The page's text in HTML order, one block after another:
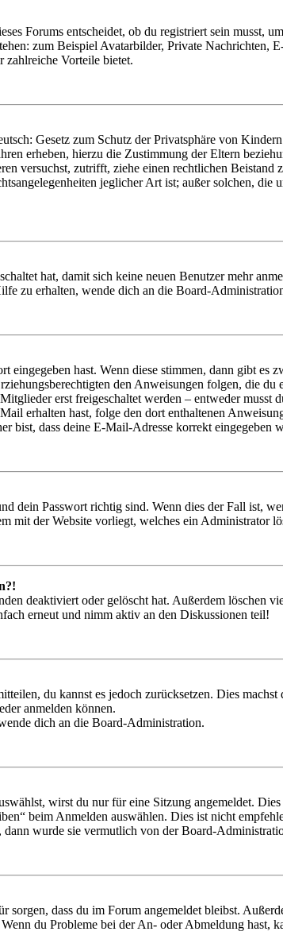
Forums entscheidet, ob du registriert sein musst,
zum Beispiel Avatarbilder, Private Nachrichten,
zahlreiche Vorteile bietet.
Gesetz zum Schutz der Privatsphäre von
erheben, hierzu die Zustimmung der Eltern
versuchst, zutrifft, ziehe einen rechtlichen
jeglicher Art ist; außer solchen,
hat, damit sich keine neuen Benutzer mehr
zu erhalten, wende dich an die Board-
eingegeben hast. Wenn diese stimmen, dann gibt es
den Anweisungen folgen, die
erst freigeschaltet werden – entweder musst
erhalten hast, folge den dort enthaltenen
dass deine E-Mail-Adresse korrekt eingegeben
dein Passwort richtig sind. Wenn dies der Fall ist,
mit der Website vorliegt, welches ein Administrator
deaktiviert oder gelöscht hat. Außerdem löschen
erneut und nimm aktiv an den Diskussionen teil!
du kannst es jedoch zurücksetzen. Dies
anmelden können.
dich an die Board-Administration.
wirst du nur für eine Sitzung angemeldet.
beim Anmelden auswählen. Dies ist nicht
wurde sie vermutlich von der Board-
dass du im Forum angemeldet bleibst.
du Probleme bei der An- oder Abmeldung hast,